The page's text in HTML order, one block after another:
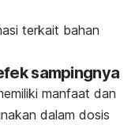
terkait bahan
sampingnya
manfaat dan
dalam dosis